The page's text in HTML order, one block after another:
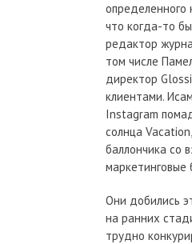
определенного
что когда-то
редактор
том числе
директор
клиентами.
Instagram
солнца
баллончика со
Они добились
на ранних
трудно